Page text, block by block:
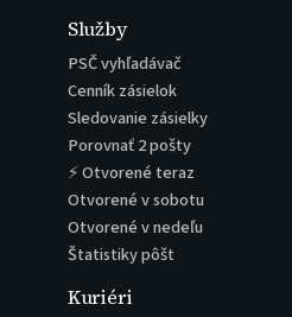
Služby
PSČ vyhľadávač
Cenník zásielok
Sledovanie zásielky
Porovnať 2 pošty
⚡ Otvorené teraz
Otvorené v sobotu
Otvorené v nedeľu
Štatistiky pôšt
Kuriéri